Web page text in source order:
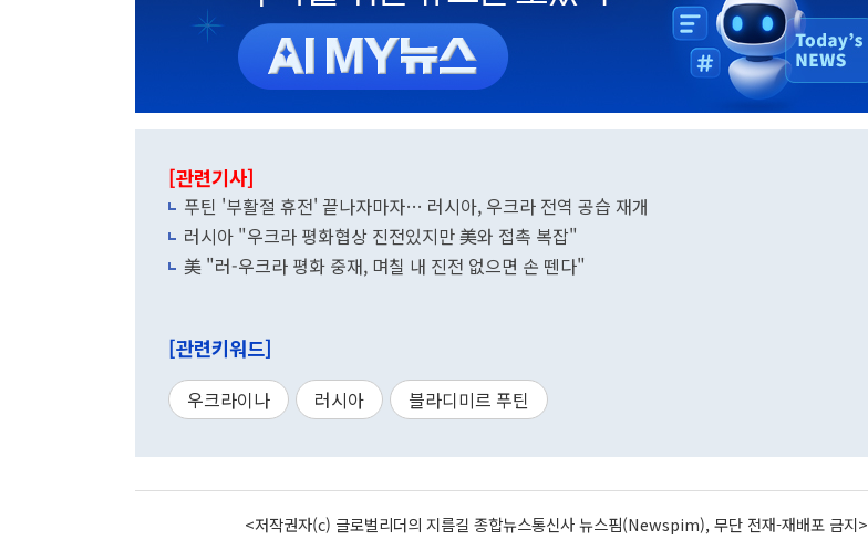
[관련기사]
푸틴 '부활절 휴전' 끝나자마자… 러시아, 우크라 전역 공습 재개
러시아 "우크라 평화협상 진전있지만 美와 접촉 복잡"
美 "러-우크라 평화 중재, 며칠 내 진전 없으면 손 뗀다"
[관련키워드]
우크라이나 러시아 블라디미르 푸틴
<저작권자(c) 글로벌리더의 지름길 종합뉴스통신사 뉴스핌(Newspim), 무단 전재-재배포 금지>